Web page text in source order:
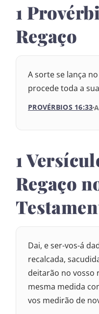
Nova Versão
Nova Versão
2017 – Nova
1969 – Almeida
1
Regaço
A sorte se lança
procede toda a
PROVÉRBIOS 16:33
Nova Versão
Nova Versão
2017 – Nova
1969 –
1993 – Almeida
1
Regaço
Dai, e ser-vos-á
recalcada,
deitarão no vosso
mesma medida
vos medirão de